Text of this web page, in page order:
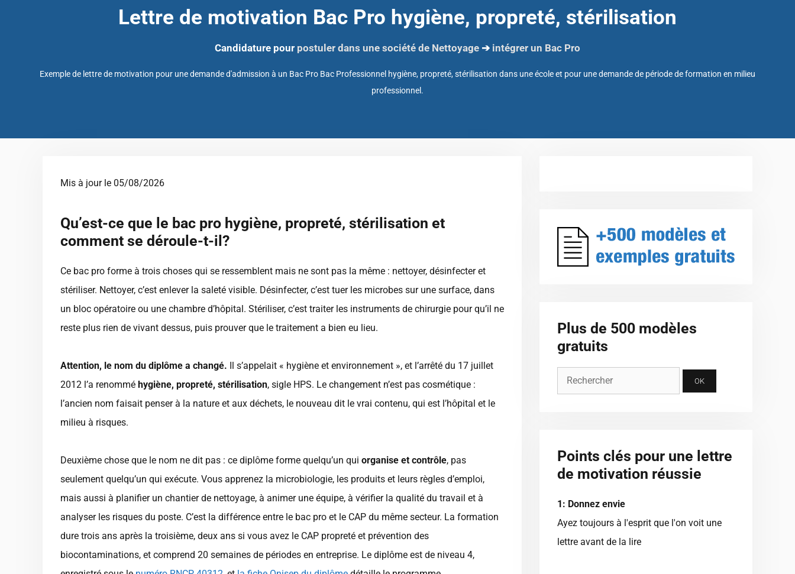
Lettre de motivation Bac Pro hygiène, propreté, stérilisation
Candidature pour postuler dans une société de Nettoyage ➔ intégrer un Bac Pro
Exemple de lettre de motivation pour une demande d'admission à un Bac Pro Bac Professionnel hygiène, propreté, stérilisation dans une école et pour une demande de période de formation en milieu
professionnel.
Mis à jour le 05/08/2026
Qu’est-ce que le bac pro hygiène, propreté, stérilisation et
comment se déroule-t-il?
Ce bac pro forme à trois choses qui se ressemblent mais ne sont pas la même : nettoyer, désinfecter et
stériliser. Nettoyer, c’est enlever la saleté visible. Désinfecter, c’est tuer les microbes sur une surface, dans
un bloc opératoire ou une chambre d’hôpital. Stériliser, c’est traiter les instruments de chirurgie pour qu’il ne
reste plus rien de vivant dessus, puis prouver que le traitement a bien eu lieu.
Attention, le nom du diplôme a changé. Il s’appelait « hygiène et environnement », et l’arrêté du 17 juillet
2012 l’a renommé hygiène, propreté, stérilisation, sigle HPS. Le changement n’est pas cosmétique :
l’ancien nom faisait penser à la nature et aux déchets, le nouveau dit le vrai contenu, qui est l’hôpital et le
milieu à risques.
Deuxième chose que le nom ne dit pas : ce diplôme forme quelqu’un qui organise et contrôle, pas
seulement quelqu’un qui exécute. Vous apprenez la microbiologie, les produits et leurs règles d’emploi,
mais aussi à planifier un chantier de nettoyage, à animer une équipe, à vérifier la qualité du travail et à
analyser les risques du poste. C’est la différence entre le bac pro et le CAP du même secteur. La formation
dure trois ans après la troisième, deux ans si vous avez le CAP propreté et prévention des
biocontaminations, et comprend 20 semaines de périodes en entreprise. Le diplôme est de niveau 4,
Plus de 500 modèles
gratuits
Points clés pour une lettre
de motivation réussie
1: Donnez envie
Ayez toujours à l'esprit que l'on voit une
lettre avant de la lire